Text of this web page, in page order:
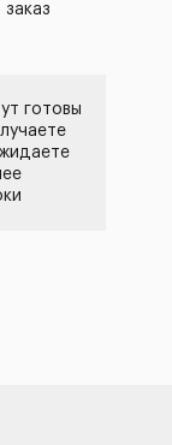
готовы